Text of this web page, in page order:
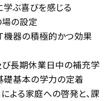
学ぶ喜びを感じる
の設定
器の積極的かつ効果
長期休業日中の補充学
礎基本の学力の定着
よる家庭への啓発と、課